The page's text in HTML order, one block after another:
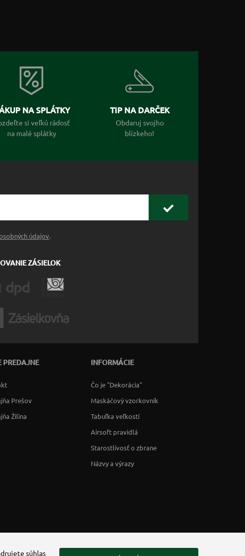
NA SPLÁTKY
si veľkú rádosť
na malé splátky
TIP NA DARČEK
Obdaruj svojho
blízkeho!
údajov.
ZÁSIELOK
PREDAJNE
Prešov
Žilina
INFORMÁCIE
Čo je "Dekorácia"
Maskáčový vzorkovník
Tabuľka veľkostí
Airsoft pravidlá
Starostlivosť o zbrane
Názvy a výrazy
súhlas